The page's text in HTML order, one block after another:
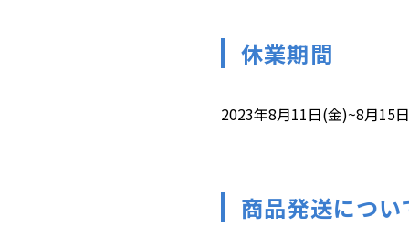
休業期間
2023年8月11日(金)~8月15
商品発送につい